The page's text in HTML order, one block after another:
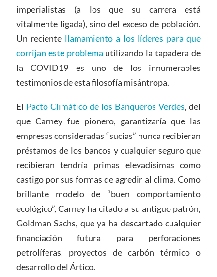
imperialistas (a los que su carrera está
vitalmente ligada), sino del exceso de población.
Un reciente llamamiento a los líderes para que
corrijan este problema utilizando la tapadera de
la COVID19 es uno de los innumerables
testimonios de esta filosofía misántropa.
El Pacto Climático de los Banqueros Verdes, del
que Carney fue pionero, garantizaría que las
empresas consideradas “sucias” nunca recibieran
préstamos de los bancos y cualquier seguro que
recibieran tendría primas elevadísimas como
castigo por sus formas de agredir al clima. Como
brillante modelo de “buen comportamiento
ecológico”, Carney ha citado a su antiguo patrón,
Goldman Sachs, que ya ha descartado cualquier
financiación futura para perforaciones
petrolíferas, proyectos de carbón térmico o
desarrollo del Ártico.